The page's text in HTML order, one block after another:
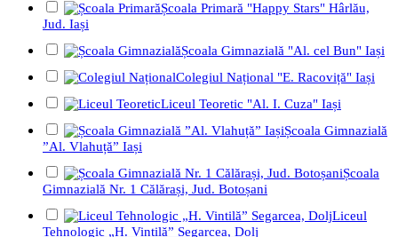
Școala Primară "Happy Stars" Hârlău,
Jud. Iași
Școala Gimnazială "Al. cel Bun" Iași
Colegiul Național "E. Racoviță" Iași
Liceul Teoretic "Al. I. Cuza" Iași
Școala Gimnazială
”Al. Vlahuță” Iași
Școala
Gimnazială Nr. 1 Călărași, Jud. Botoșani
Liceul
Tehnologic „H. Vintilă” Segarcea, Dolj